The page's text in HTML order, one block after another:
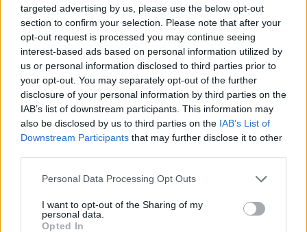
targeted advertising by us, please use the below opt-out
section to confirm your selection. Please note that after your
opt-out request is processed you may continue seeing
interest-based ads based on personal information utilized by
us or personal information disclosed to third parties prior to
your opt-out. You may separately opt-out of the further
disclosure of your personal information by third parties on the
IAB’s list of downstream participants. This information may
also be disclosed by us to third parties on the IAB’s List of
Downstream Participants that may further disclose it to other
Personal Data Processing Opt Outs
I want to opt-out of the Sharing of my
personal data.
Opted In
4’14” – resta leader della corsa a 17″
da Tadej Pogacar (UAE Team Emirates). Domani si torna a salire
nella Chàtillon-sur-Chalaronne – Grand Colombier di 137,8
chilometri, con l’arrivo in salita che può determinare ancor di più la
classifica generale.
– foto LivePhotoSport –